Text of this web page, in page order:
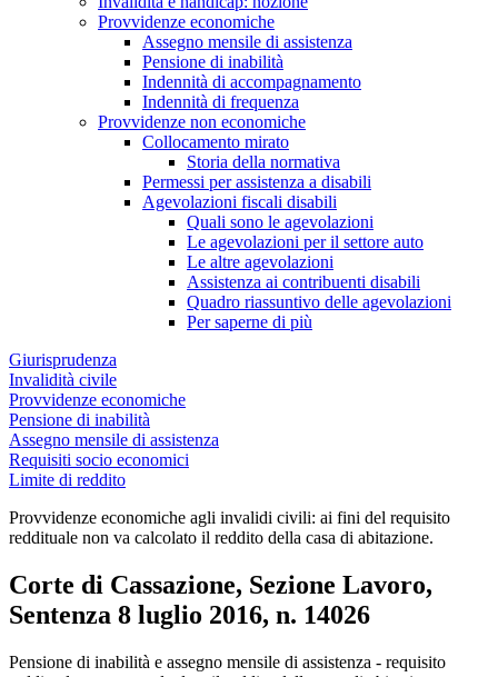
Provvidenze economiche
Assegno mensile di assistenza
Pensione di inabilità
Indennità di accompagnamento
Indennità di frequenza
Provvidenze non economiche
Collocamento mirato
Storia della normativa
Permessi per assistenza a disabili
Agevolazioni fiscali disabili
Quali sono le agevolazioni
Le agevolazioni per il settore auto
Le altre agevolazioni
Assistenza ai contribuenti disabili
Quadro riassuntivo delle agevolazioni
Per saperne di più
Giurisprudenza
Invalidità civile
Provvidenze economiche
Pensione di inabilità
Assegno mensile di assistenza
Requisiti socio economici
Limite di reddito
Provvidenze economiche agli invalidi civili: ai fini del requisito
reddituale non va calcolato il reddito della casa di abitazione.
Corte di Cassazione, Sezione Lavoro,
Sentenza 8 luglio 2016, n. 14026
Corte di Cassazione, Sezione Lavoro,
Pensione di inabilità e assegno mensile di assistenza - requisito